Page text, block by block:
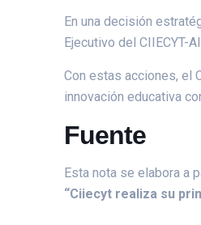
En una decisión
Ejecutivo del CIIECYT-
Con estas acciones, el
innovación educativa
Fuente
Esta nota se elabora a
“Ciiecyt realiza su